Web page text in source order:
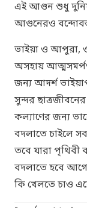
এই আগুন শুধু
আগুনেরও
ভাইয়া ও আপুরা,
অসহায়
জন্য আদর্শ
সুন্দর
কল্যাণের জন্য
বদলাতে চাইলে
তবে যারা
বদলাতে হবে
কি খেলতে চাও